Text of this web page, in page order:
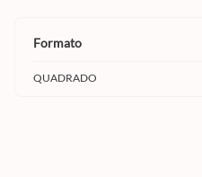
formato
QUADRADO